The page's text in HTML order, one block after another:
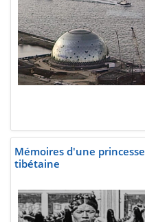
Mémoires d'une princesse
tibétaine